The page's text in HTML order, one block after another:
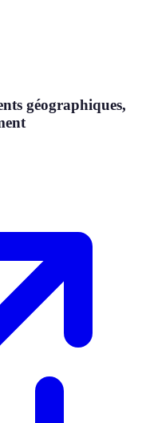
géographiques,